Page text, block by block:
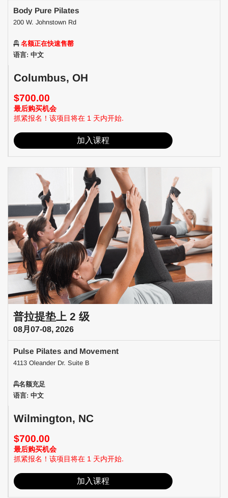
Body Pure Pilates
200 W. Johnstown Rd
名额正在快速售罄
语言: 中文
Columbus, OH
$700.00
最后购买机会
抓紧报名！该项目将在 1 天内开始.
加入课程
普拉提垫上 2 级
08月07-08, 2026
Pulse Pilates and Movement
4113 Oleander Dr. Suite B
名额充足
语言: 中文
Wilmington, NC
$700.00
最后购买机会
抓紧报名！该项目将在 1 天内开始.
加入课程